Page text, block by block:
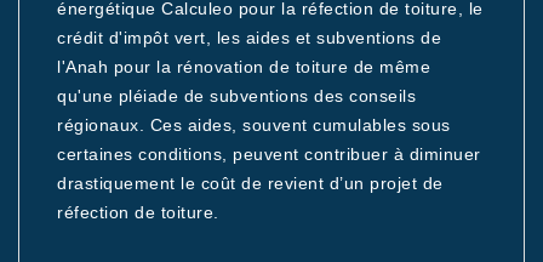
énergétique Calculeo pour la réfection de toiture, le
crédit d'impôt vert, les aides et subventions de
l'Anah pour la rénovation de toiture de même
qu'une pléiade de subventions des conseils
régionaux. Ces aides, souvent cumulables sous
certaines conditions, peuvent contribuer à diminuer
drastiquement le coût de revient d’un projet de
réfection de toiture.